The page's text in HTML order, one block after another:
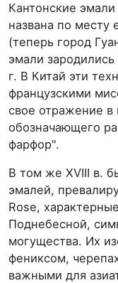
Кантонские
названа по месту
(теперь город
эмали
г. В Китай эти
французскими
свое отражение в
обозначающего
фарфор".
В том же XVIII в.
эмалей,
Rose,
Поднебесной,
могущества. Их
фениксом,
важными для